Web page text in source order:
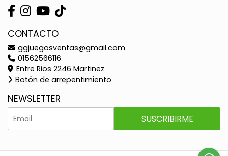
CONTACTO
ggjuegosventas@gmail.com
01562566116
Entre Rios 2246 Martinez
Botón de arrepentimiento
NEWSLETTER
SUSCRIBIRME